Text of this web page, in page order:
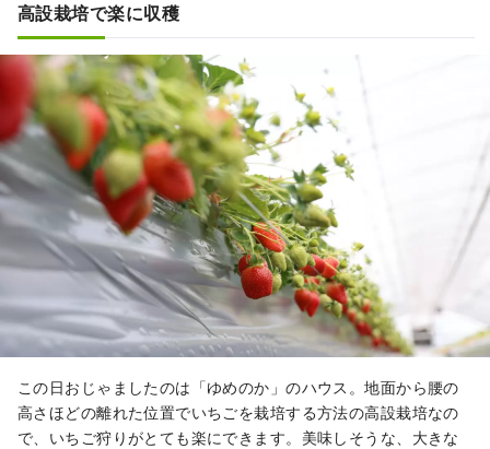
高設栽培で楽に収穫
この日おじゃましたのは「ゆめのか」のハウス。地面から腰の
高さほどの離れた位置でいちごを栽培する方法の高設栽培なの
で、いちご狩りがとても楽にできます。美味しそうな、大きな